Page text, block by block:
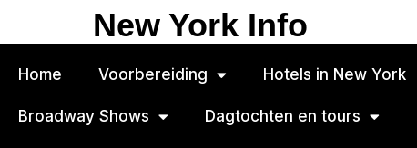
New York Info
Home Voorbereiding Hotels in New York
Broadway Shows Dagtochten en tours